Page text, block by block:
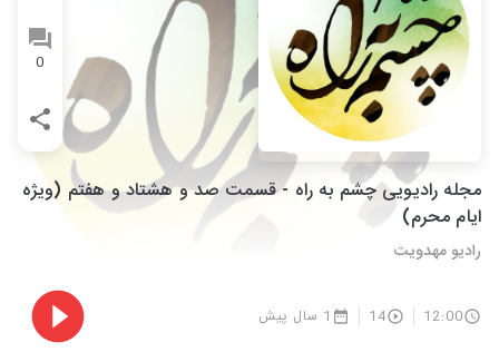
0
مجله رادیویی چشم به راه - قسمت صد و هشتاد و هفتم (ویژه
ایام محرم)
رادیو مهدویت
12:00
14 1 سال پیش